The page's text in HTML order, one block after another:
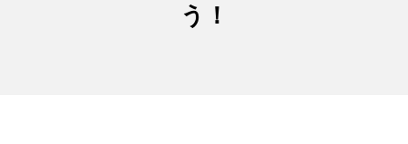
う！